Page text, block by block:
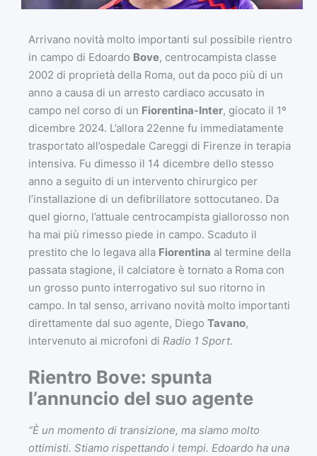
Arrivano novità molto importanti sul possibile rientro
in campo di Edoardo Bove, centrocampista classe
2002 di proprietà della Roma, out da poco più di un
anno a causa di un arresto cardiaco accusato in
campo nel corso di un Fiorentina-Inter, giocato il 1º
dicembre 2024. L’allora 22enne fu immediatamente
trasportato all’ospedale Careggi di Firenze in terapia
intensiva. Fu dimesso il 14 dicembre dello stesso
anno a seguito di un intervento chirurgico per
l’installazione di un defibrillatore sottocutaneo. Da
quel giorno, l’attuale centrocampista giallorosso non
ha mai più rimesso piede in campo. Scaduto il
prestito che lo legava alla Fiorentina al termine della
passata stagione, il calciatore è tornato a Roma con
un grosso punto interrogativo sul suo ritorno in
campo. In tal senso, arrivano novità molto importanti
direttamente dal suo agente, Diego Tavano,
intervenuto ai microfoni di Radio 1 Sport.
Rientro Bove: spunta
l’annuncio del suo agente
“È un momento di transizione, ma siamo molto
ottimisti. Stiamo rispettando i tempi. Edoardo ha una